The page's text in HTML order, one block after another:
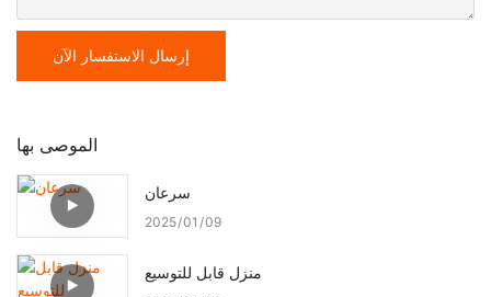
إرسال الاستفسار الآن
الموصى بها
سرعان
2025 01 09
منزل قابل للتوسيع